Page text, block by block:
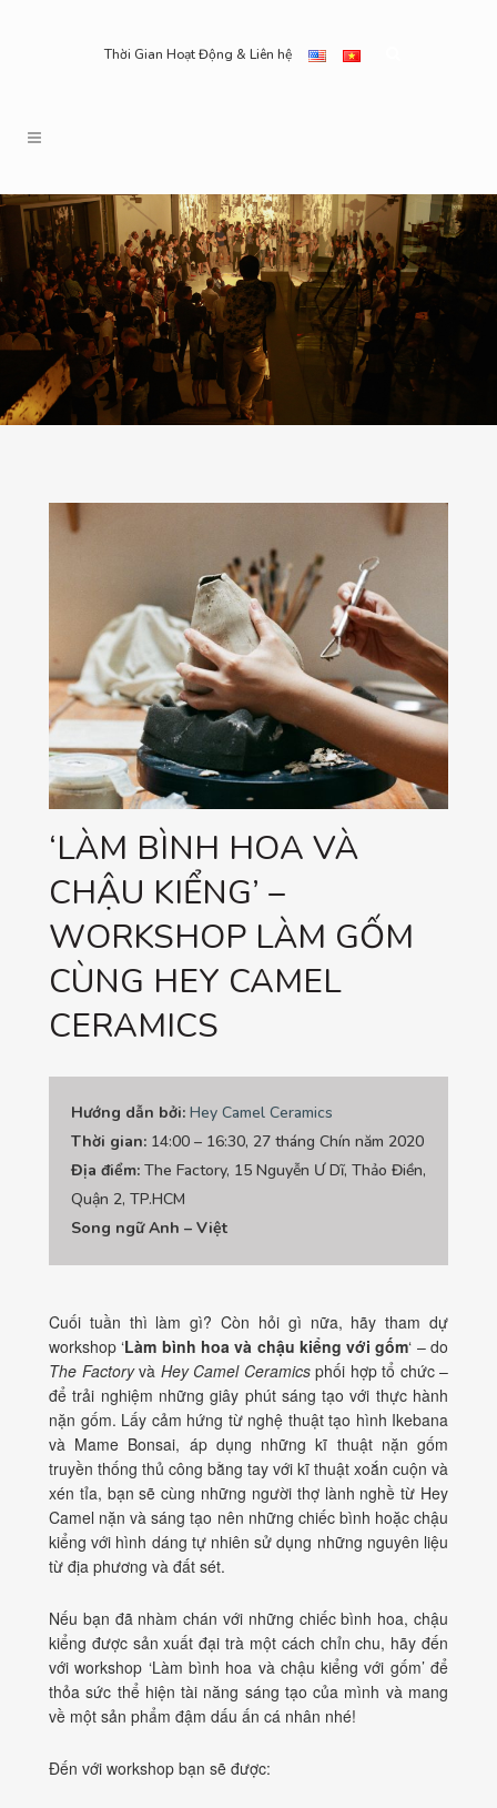
Thời Gian Hoạt Động & Liên hệ
‘LÀM BÌNH HOA VÀ
CHẬU KIỂNG’ –
WORKSHOP LÀM GỐM
CÙNG HEY CAMEL
CERAMICS
Hướng dẫn bởi: Hey Camel Ceramics
Thời gian: 14:00 – 16:30, 27 tháng Chín năm 2020
Địa điểm: The Factory, 15 Nguyễn Ư Dĩ, Thảo Điền,
Quận 2, TP.HCM
Song ngữ Anh – Việt
Cuối tuần thì làm gì? Còn hỏi gì nữa, hãy tham dự
workshop ‘Làm bình hoa và chậu kiểng với gốm‘ – do
The Factoryvà Hey Camel Ceramicsphối hợp tổ chức –
để trải nghiệm những giây phút sáng tạo với thực hành
nặn gốm. Lấy cảm hứng từ nghệ thuật tạo hình Ikebana
và Mame Bonsai, áp dụng những kĩ thuật nặn gốm
truyền thống thủ công bằng tay với kĩ thuật xoắn cuộn và
xén tỉa, bạn sẽ cùng những người thợ lành nghề từ Hey
Camel nặn và sáng tạo nên những chiếc bình hoặc chậu
kiểng với hình dáng tự nhiên sử dụng những nguyên liệu
từ địa phương và đất sét.
Nếu bạn đã nhàm chán với những chiếc bình hoa, chậu
kiểng được sản xuất đại trà một cách chỉn chu, hãy đến
với workshop ‘Làm bình hoa và chậu kiểng với gốm’ để
thỏa sức thể hiện tài năng sáng tạo của mình và mang
về một sản phẩm đậm dấu ấn cá nhân nhé!
Đến với workshop bạn sẽ được: